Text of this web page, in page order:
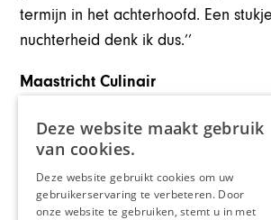
termijn in het achterhoofd. Een
nuchterheid denk ik dus.’’
Maastricht Culinair
Het interview met Jimmy
Dael is een Chapeau Content
opdracht vanMaastricht Culinair
Deel dit artikel:
Deze website maakt gebruik
van cookies.
Deze website gebruikt cookies om uw
gebruikerservaring te verbeteren. Door
onze website te gebruiken, stemt u in met